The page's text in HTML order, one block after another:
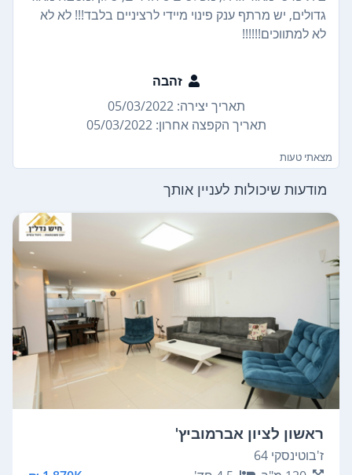
גדולים, יש מרתף ענק פינוי מיידי לרציניים בלבד!!! לא לא
לא למתווכים!!!!!!
זהבה
תאריך יצירה: 05/03/2022
תאריך הקפצה אחרון: 05/03/2022
מצאתי טעות
מודעות שיכולות לעניין אותך
ראשון לציון אברמוביץ'
ז'בוטינסקי 64